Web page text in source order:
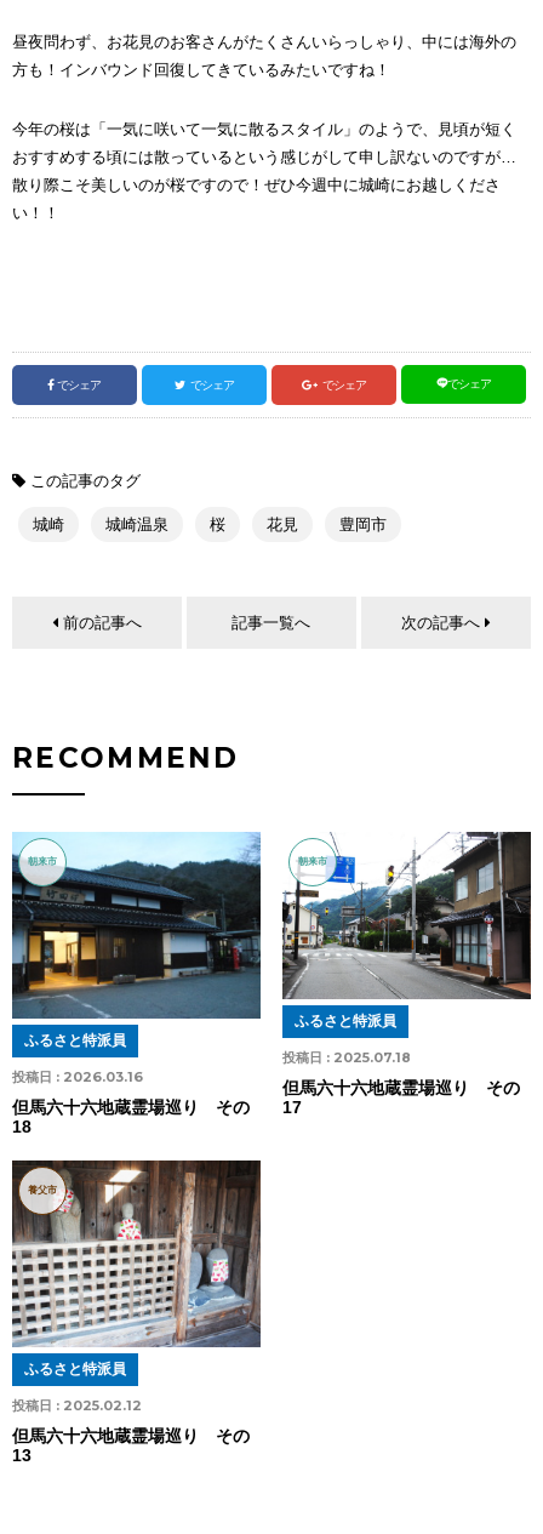
昼夜問わず、お花見のお客さんがたくさんいらっしゃり、中には海外の
方も！インバウンド回復してきているみたいですね！
今年の桜は「一気に咲いて一気に散るスタイル」のようで、見頃が短く
おすすめする頃には散っているという感じがして申し訳ないのですが…
散り際こそ美しいのが桜ですので！ぜひ今週中に城崎にお越しくださ
い！！
でシェア でシェア でシェア でシェア
この記事のタグ
城崎 城崎温泉 桜 花見 豊岡市
前の記事へ 記事一覧へ 次の記事へ
RECOMMEND
朝来市
投稿日 : 2026.03.16
ふるさと特派員
但馬六十六地蔵霊場巡り その
18
朝来市
投稿日 : 2025.07.18
ふるさと特派員
但馬六十六地蔵霊場巡り その
17
養父市
投稿日 : 2025.02.12
ふるさと特派員
但馬六十六地蔵霊場巡り その
13